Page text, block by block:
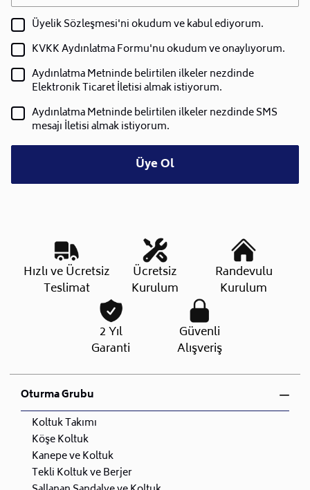
Üyelik Sözleşmesi'ni okudum ve kabul ediyorum.
KVKK Aydınlatma Formu'nu okudum ve onaylıyorum.
Aydınlatma Metninde belirtilen ilkeler nezdinde
Elektronik Ticaret İletisi almak istiyorum.
Aydınlatma Metninde belirtilen ilkeler nezdinde SMS
mesajı İletisi almak istiyorum.
Üye Ol
Hızlı ve Ücretsiz
Teslimat
Ücretsiz
Kurulum
Randevulu
Kurulum
2 Yıl
Garanti
Güvenli
Alışveriş
Oturma Grubu
Koltuk Takımı
Köşe Koltuk
Kanepe ve Koltuk
Tekli Koltuk ve Berjer